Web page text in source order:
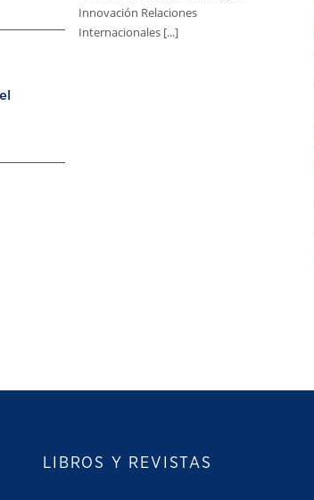
Innovación Relaciones
Internacionales [...]
LIBROS Y REVISTAS